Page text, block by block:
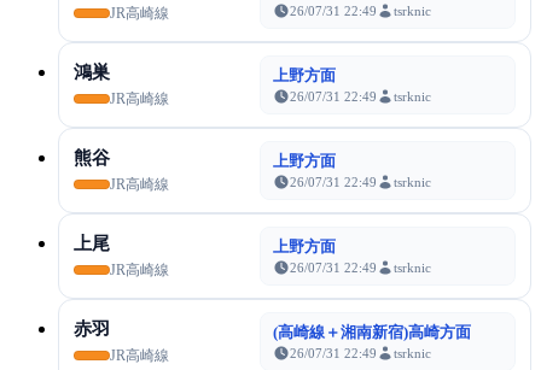
JR高崎線 26/07/31 22:49 tsrknic
鴻巣
JR高崎線
上野方面
26/07/31 22:49 tsrknic
熊谷
JR高崎線
上野方面
26/07/31 22:49 tsrknic
上尾
JR高崎線
上野方面
26/07/31 22:49 tsrknic
赤羽
JR高崎線
(高崎線＋湘南新宿)高崎方面
26/07/31 22:49 tsrknic